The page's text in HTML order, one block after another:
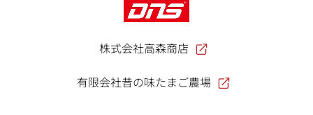
株式会社高森商店
有限会社昔の味たまご農場